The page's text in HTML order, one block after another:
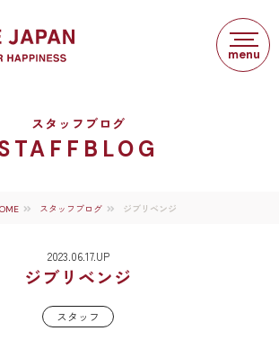
スタッフブログ
スタッフブログ ジブリベンジ
2023.06.17.UP
ジブリベンジ
スタッフ